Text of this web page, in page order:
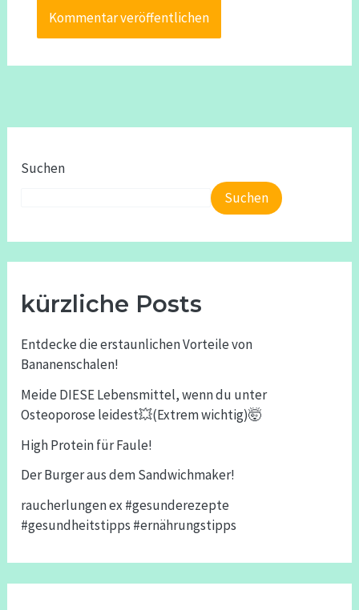
Suchen
Suchen
kürzliche Posts
Entdecke die erstaunlichen Vorteile von
Bananenschalen!
Meide DIESE Lebensmittel, wenn du unter
Osteoporose leidest💥(Extrem wichtig)🤯
High Protein für Faule!
Der Burger aus dem Sandwichmaker!
raucherlungen ex #gesunderezepte
#gesundheitstipps #ernährungstipps